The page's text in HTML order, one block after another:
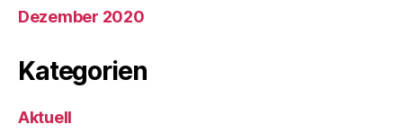
Dezember 2020
Kategorien
Aktuell